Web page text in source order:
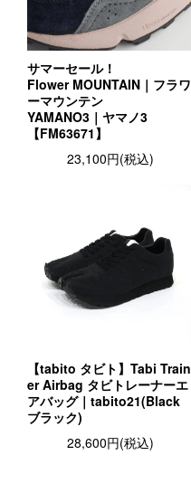
サマーセール！
Flower MOUNTAIN｜フラワ
ーマウンテン
YAMANO3｜ヤマノ3
【FM63671】
23,100円(税込)
【tabito タビト】Tabi Train
er Airbag タビトレーナーエ
アバッグ｜tabito21(Black
ブラック)
28,600円(税込)